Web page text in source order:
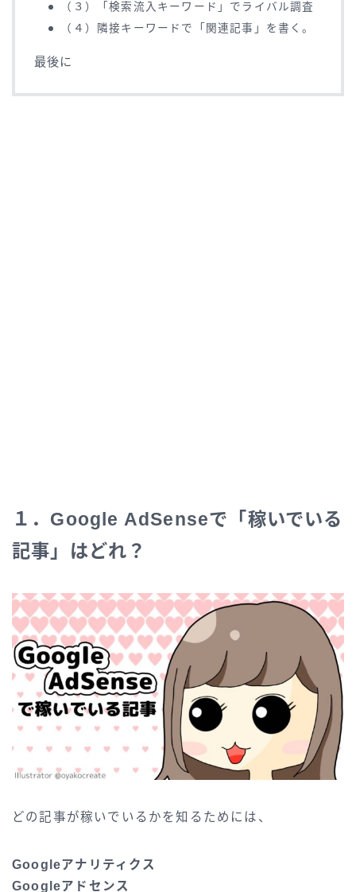
（３）「検索流入キーワード」でライバル調査
（４）隣接キーワードで「関連記事」を書く。
最後に
１．Google AdSenseで「稼いでいる
記事」はどれ？
どの記事が稼いでいるかを知るためには、
Googleアナリティクス
Googleアドセンス